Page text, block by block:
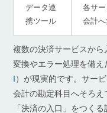
データ連
携ツール
各サ
会計
複数の決済サービスから
変換やエラー処理を備
I）が現実的です。サー
会計の勘定科目へそろ
「決済の入口」をつく